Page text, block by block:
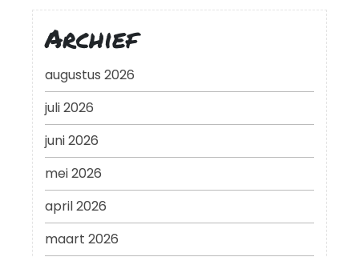
Archief
augustus 2026
juli 2026
juni 2026
mei 2026
april 2026
maart 2026